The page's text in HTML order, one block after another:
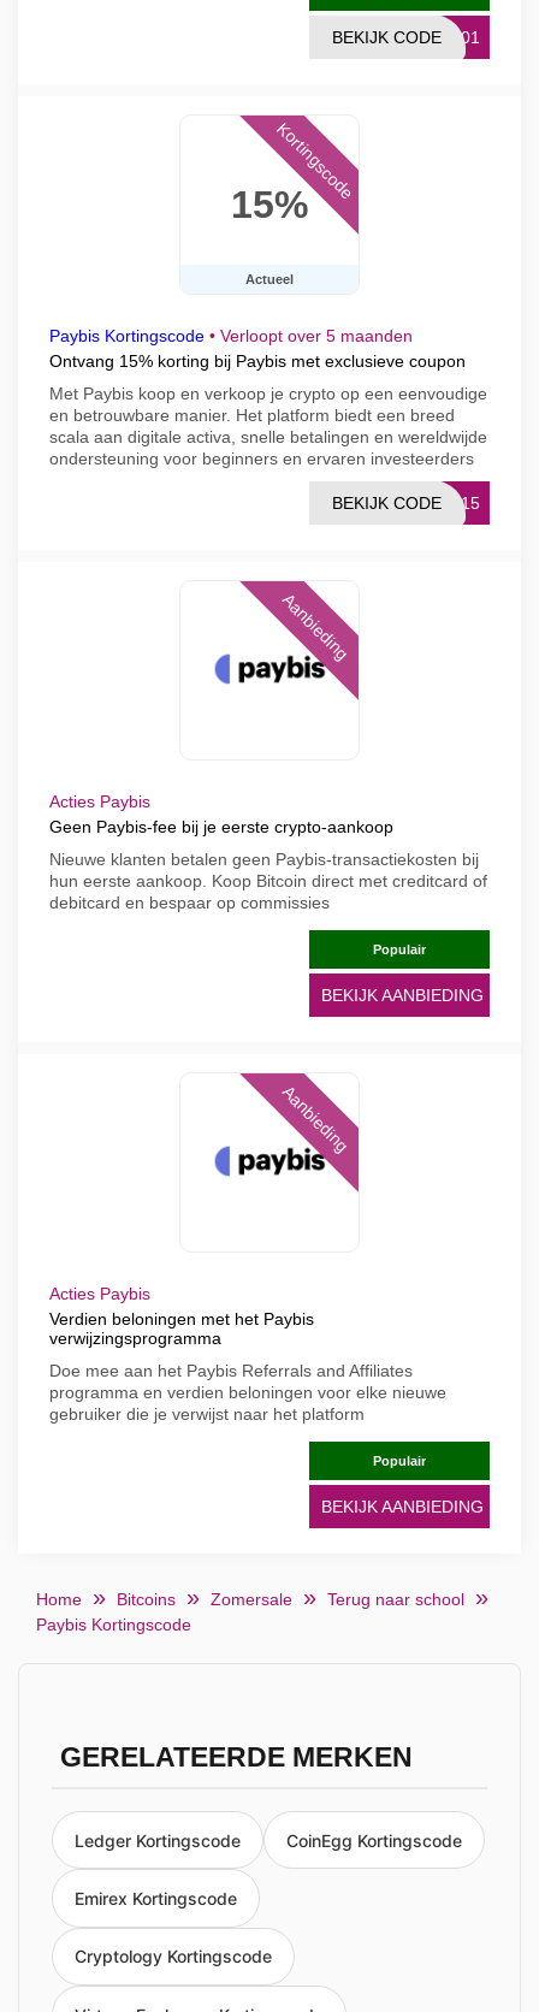
T101
BEKIJK CODE
15%
Actueel
Kortingscode
Paybis Kortingscode • Verloopt over 5 maanden
Ontvang 15% korting bij Paybis met exclusieve coupon
Met Paybis koop en verkoop je crypto op een eenvoudige
en betrouwbare manier. Het platform biedt een breed
scala aan digitale activa, snelle betalingen en wereldwijde
ondersteuning voor beginners en ervaren investeerders
FT15
BEKIJK CODE
Aanbieding
Acties Paybis
Geen Paybis-fee bij je eerste crypto-aankoop
Nieuwe klanten betalen geen Paybis-transactiekosten bij
hun eerste aankoop. Koop Bitcoin direct met creditcard of
debitcard en bespaar op commissies
Populair
BEKIJK AANBIEDING
Aanbieding
Acties Paybis
Verdien beloningen met het Paybis
verwijzingsprogramma
Doe mee aan het Paybis Referrals and Affiliates
programma en verdien beloningen voor elke nieuwe
gebruiker die je verwijst naar het platform
Populair
BEKIJK AANBIEDING
Home Bitcoins Zomersale
Terug naar school
Paybis Kortingscode
GERELATEERDE MERKEN
Ledger Kortingscode CoinEgg Kortingscode
Emirex Kortingscode
Cryptology Kortingscode